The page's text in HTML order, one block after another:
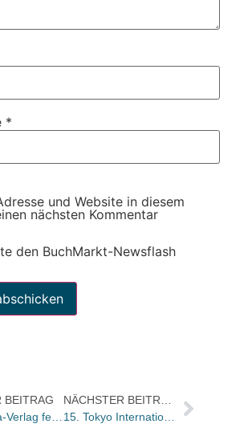
*
und Website in diesem
nächsten Kommentar
den BuchMarkt-Newsflash
BEITRAG
Christiana-Verlag feiert 60. Jubiläum mit Tag der offenen Tür